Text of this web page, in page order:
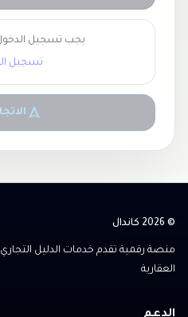
يجب تسجيل
تسجيل
© 2026 كاندال
منصة رقمية تقدم خدمات الدليل التجاري
العقارية